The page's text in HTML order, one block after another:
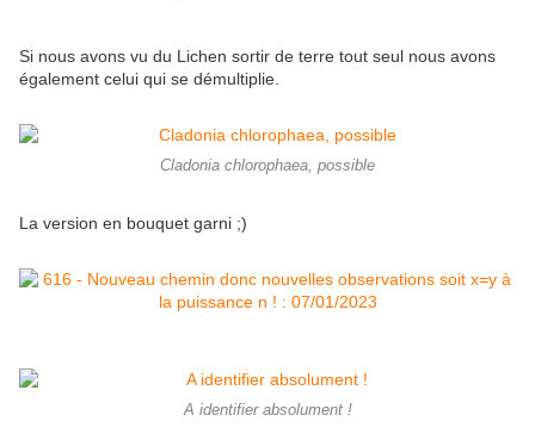
Si nous avons vu du Lichen sortir de terre tout seul nous avons
également celui qui se démultiplie.
Cladonia chlorophaea, possible
La version en bouquet garni ;)
A identifier absolument !